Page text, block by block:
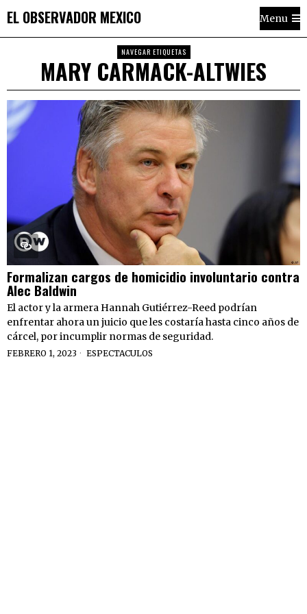
EL OBSERVADOR MEXICO Menu
NAVEGAR ETIQUETAS
MARY CARMACK-ALTWIES
Formalizan cargos de homicidio involuntario contra
Alec Baldwin
El actor y la armera Hannah Gutiérrez-Reed podrían
enfrentar ahora un juicio que les costaría hasta cinco años de
cárcel, por incumplir normas de seguridad.
FEBRERO 1, 2023 ESPECTACULOS